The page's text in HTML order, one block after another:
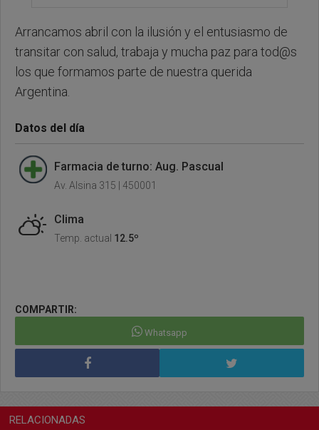
Arrancamos abril con la ilusión y el entusiasmo de
transitar con salud, trabaja y mucha paz para tod@s
los que formamos parte de nuestra querida
Argentina.
Datos del día
Farmacia de turno: Aug. Pascual
Av. Alsina 315 | 450001
Clima
Temp. actual 12.5º
COMPARTIR:
Whatsapp
RELACIONADAS